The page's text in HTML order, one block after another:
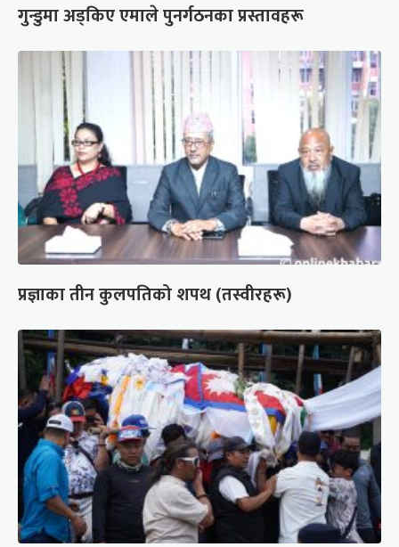
गुन्डुमा अड्किए एमाले पुनर्गठनका प्रस्तावहरू
प्रज्ञाका तीन कुलपतिको शपथ (तस्वीरहरू)